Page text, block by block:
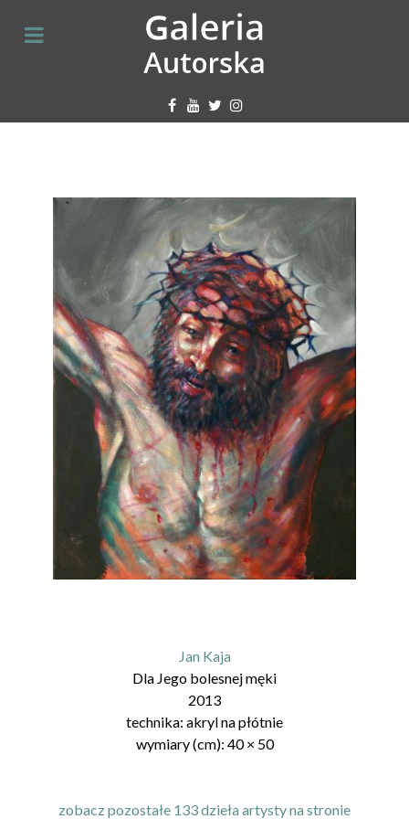
Jan Kaja
Dla Jego bolesnej męki
2013
technika: akryl na płótnie
wymiary (cm): 40× 50
zobacz pozostałe 133 dzieła artysty na stronie